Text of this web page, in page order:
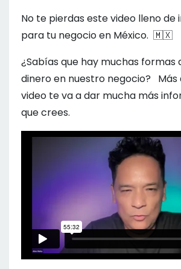
No te pierdas este video lleno de
para tu negocio en México. 🇲🇽
¿Sabías que hay muchas formas
dinero en nuestro negocio? Más
video te va a dar mucha más
que crees.